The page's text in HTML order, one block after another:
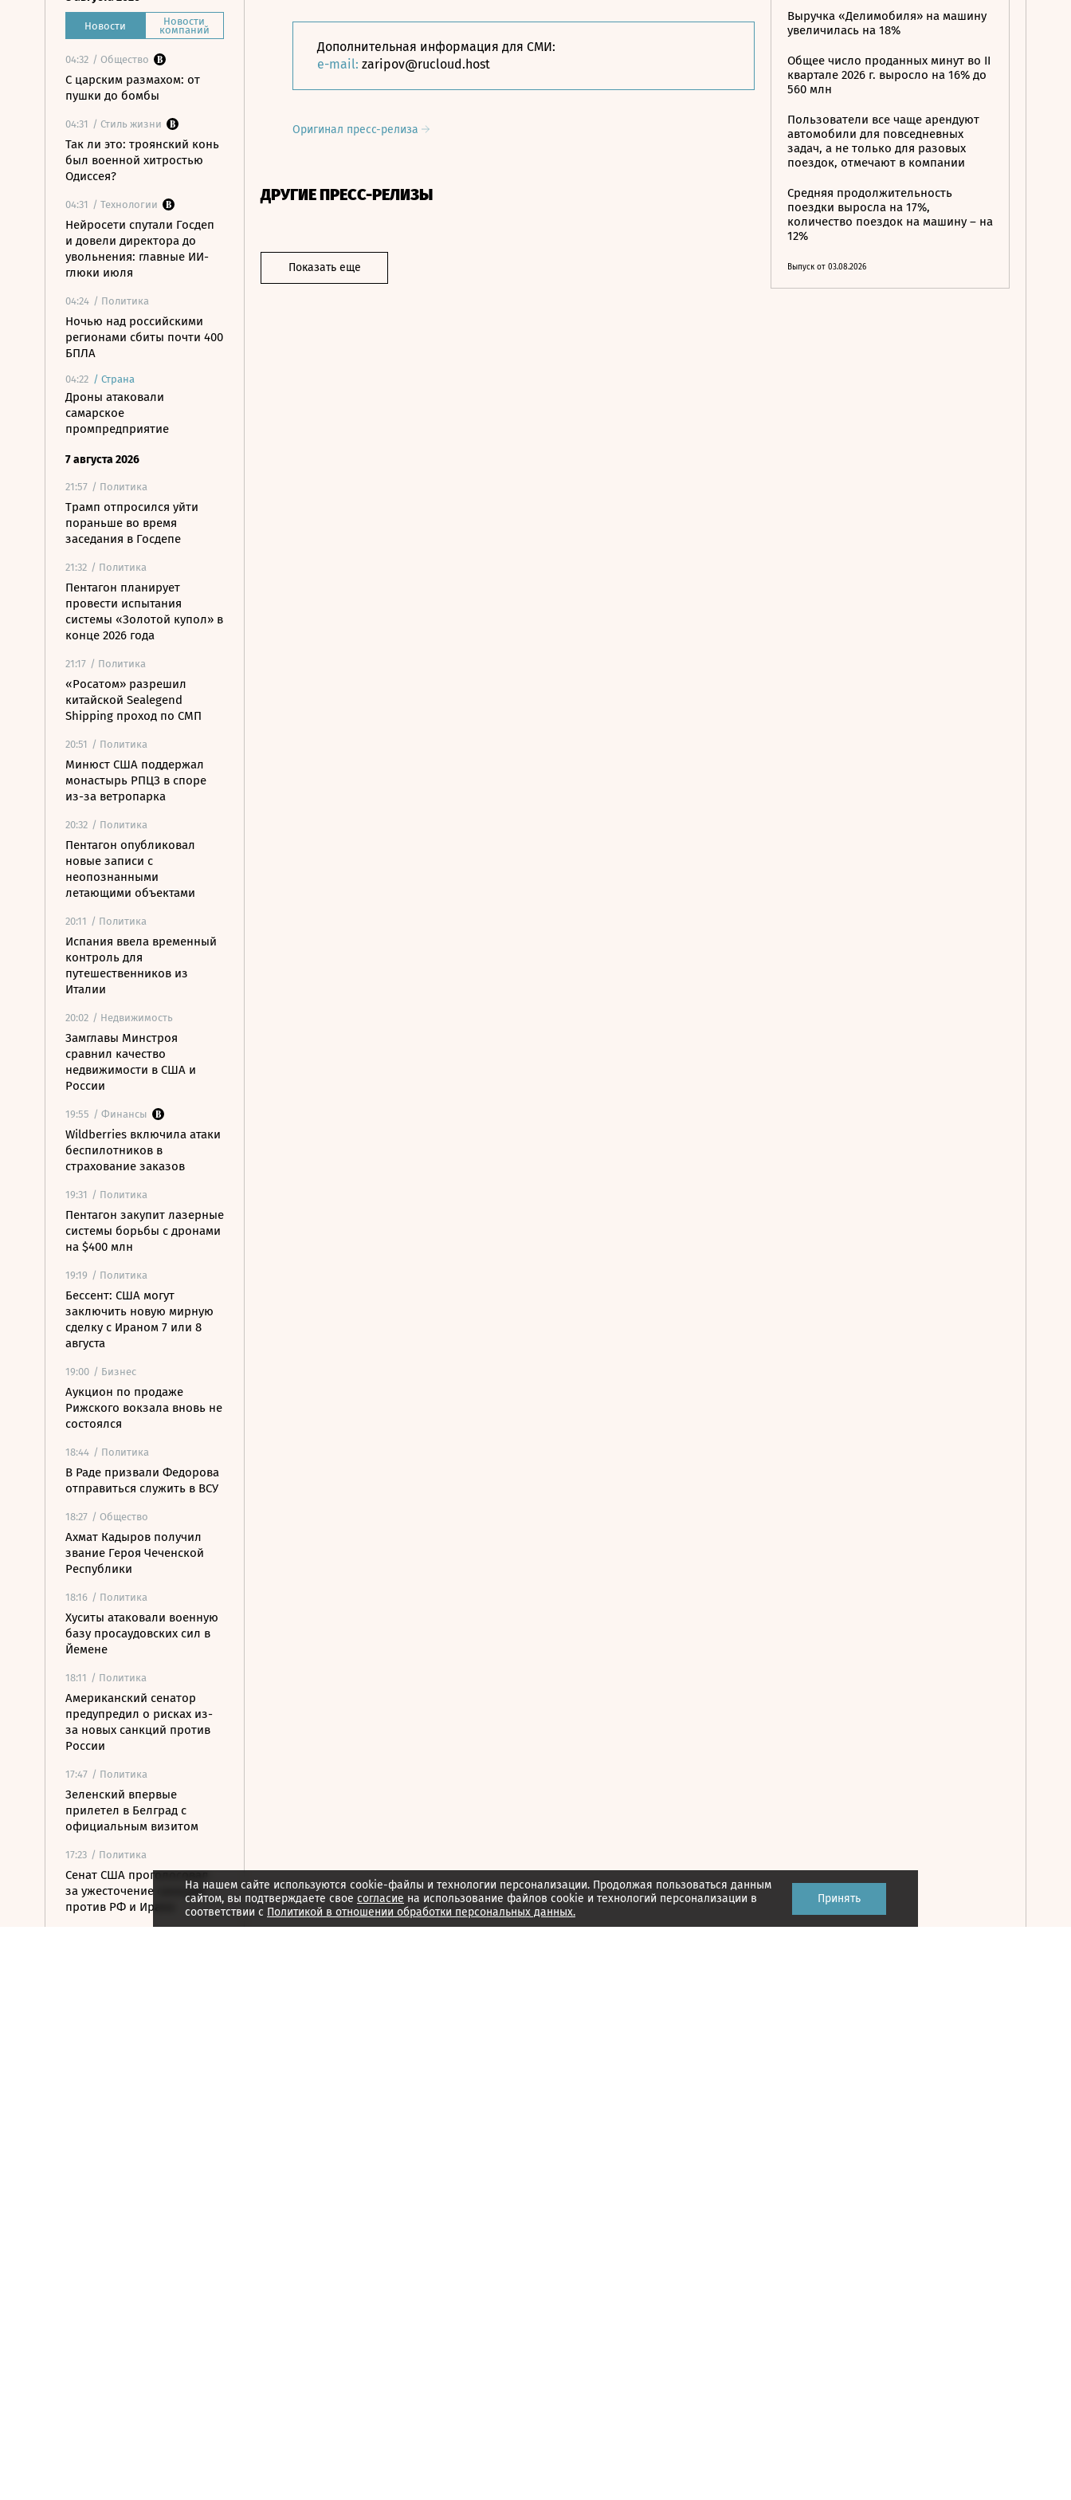
Новости Новости
компаний
04:32 / Общество
С царским размахом: от
пушки до бомбы
04:31 / Стиль жизни
Так ли это: троянский конь
был военной хитростью
Одиссея?
04:31 / Технологии
Нейросети спутали Госдеп
и довели директора до
увольнения: главные ИИ-
глюки июля
04:24 / Политика
Ночью над российскими
регионами сбиты почти 400
БПЛА
04:22 / Страна
Дроны атаковали
самарское
промпредприятие
7 августа 2026
21:57 / Политика
Трамп отпросился уйти
пораньше во время
заседания в Госдепе
21:32 / Политика
Пентагон планирует
провести испытания
системы «Золотой купол» в
конце 2026 года
21:17 / Политика
«Росатом» разрешил
китайской Sealegend
Shipping проход по СМП
20:51 / Политика
Минюст США поддержал
монастырь РПЦЗ в споре
из-за ветропарка
20:32 / Политика
Пентагон опубликовал
новые записи с
неопознанными
летающими объектами
20:11 / Политика
Испания ввела временный
контроль для
путешественников из
Италии
20:02 / Недвижимость
Замглавы Минстроя
сравнил качество
недвижимости в США и
России
19:55 / Финансы
Wildberries включила атаки
беспилотников в
страхование заказов
19:31 / Политика
Пентагон закупит лазерные
системы борьбы с дронами
на $400 млн
19:19 / Политика
Бессент: США могут
заключить новую мирную
сделку с Ираном 7 или 8
августа
19:00 / Бизнес
Аукцион по продаже
Рижского вокзала вновь не
состоялся
18:44 / Политика
В Раде призвали Федорова
отправиться служить в ВСУ
18:27 / Общество
Ахмат Кадыров получил
звание Героя Чеченской
Республики
18:16 / Политика
Хуситы атаковали военную
базу просаудовских сил в
Йемене
18:11 / Политика
Американский сенатор
предупредил о рисках из-
за новых санкций против
России
17:47 / Политика
Зеленский впервые
прилетел в Белград с
официальным визитом
17:23 / Политика
Сенат США проголосовал
за ужесточение санкций
против РФ и Ирана
Дополнительная информация для СМИ:
e-mail: zaripov@rucloud.host
Оригинал пресс-релиза
ДРУГИЕ ПРЕСС-РЕЛИЗЫ
Показать еще
Выручка «Делимобиля» на машину
увеличилась на 18%
Общее число проданных минут во II
квартале 2026 г. выросло на 16% до
560 млн
Пользователи все чаще арендуют
автомобили для повседневных
задач, а не только для разовых
поездок, отмечают в компании
Средняя продолжительность
поездки выросла на 17%,
количество поездок на машину – на
12%
Выпуск от 03.08.2026
На нашем сайте используются cookie-файлы и технологии персонализации. Продолжая пользоваться данным
сайтом, вы подтверждаете свое согласие на использование файлов cookie и технологий персонализации в
соответствии с Политикой в отношении обработки персональных данных.
Принять